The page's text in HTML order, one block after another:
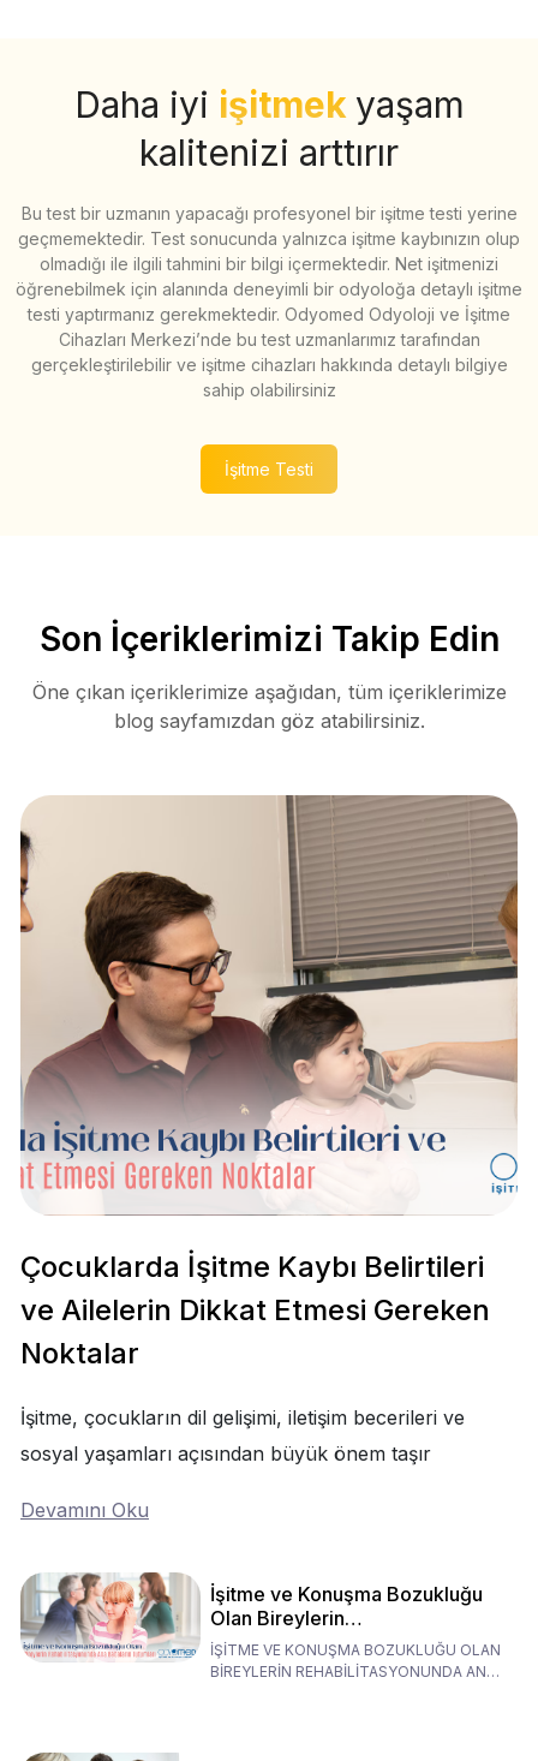
Daha iyi işitmek yaşam
kalitenizi arttırır
Bu test bir uzmanın yapacağı profesyonel bir işitme testi yerine
geçmemektedir. Test sonucunda yalnızca işitme kaybınızın olup
olmadığı ile ilgili tahmini bir bilgi içermektedir. Net işitmenizi
öğrenebilmek için alanında deneyimli bir odyoloğa detaylı işitme
testi yaptırmanız gerekmektedir. Odyomed Odyoloji ve İşitme
Cihazları Merkezi’nde bu test uzmanlarımız tarafından
gerçekleştirilebilir ve işitme cihazları hakkında detaylı bilgiye
sahip olabilirsiniz
İşitme Testi
Son İçeriklerimizi Takip Edin
Öne çıkan içeriklerimize aşağıdan, tüm içeriklerimize
blog sayfamızdan göz atabilirsiniz.
Çocuklarda İşitme Kaybı Belirtileri
ve Ailelerin Dikkat Etmesi Gereken
Noktalar
İşitme, çocukların dil gelişimi, iletişim becerileri ve
sosyal yaşamları açısından büyük önem taşır
Devamını Oku
İşitme ve Konuşma Bozukluğu
Olan Bireylerin
Rehabilitasyonunda Ana
Babaların Tutumları
İŞİTME VE KONUŞMA BOZUKLUĞU OLAN
BİREYLERİN REHABİLİTASYONUNDA ANA